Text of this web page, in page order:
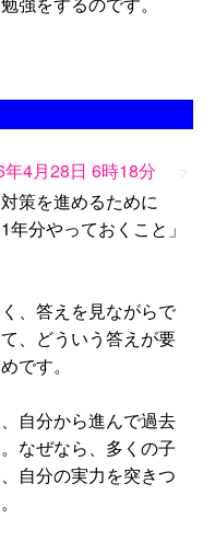
年4月28日 6時18分 ▽
策を進めるために
分やっておくこと」
、答えを見ながらで
、どういう答えが要
です。
自分から進んで過去
なぜなら、多くの子
自分の実力を突きつ